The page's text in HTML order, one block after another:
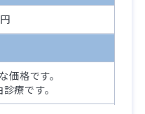
価格です。
療です。